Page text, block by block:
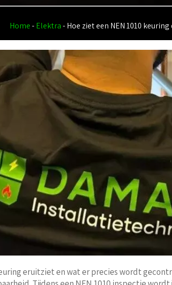
Home-Elektra-Hoe ziet een NEN 1010
eruitziet en wat er precies wordt